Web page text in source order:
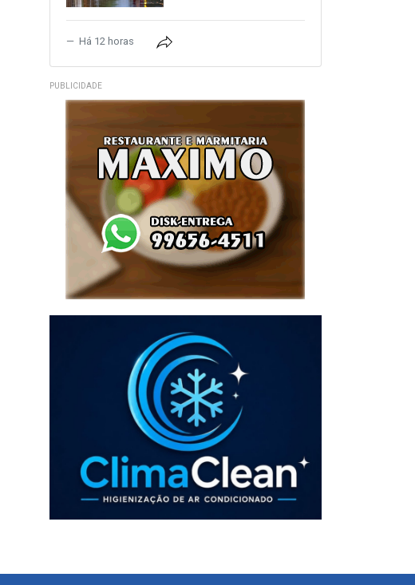
Há 12 horas
PUBLICIDADE